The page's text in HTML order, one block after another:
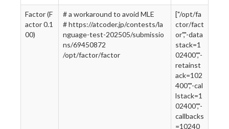
Factor (F
actor 0.1
00)
# a workaround to avoid MLE
# https://atcoder.jp/contests/la
nguage-test-202505/submissio
ns/69450872
/opt/factor/factor
["/opt/fa
ctor/fact
or","-data
stack=1
02400","-
retainst
ack=102
400","-cal
lstack=1
02400","-
callbacks
=10240